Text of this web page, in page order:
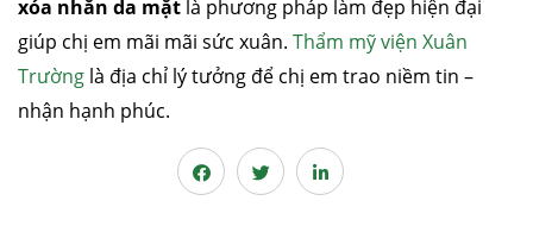
xóa nhăn da mặt là phương pháp làm đẹp hiện đại
giúp chị em mãi mãi sức xuân. Thẩm mỹ viện Xuân
Trường là địa chỉ lý tưởng để chị em trao niềm tin –
nhận hạnh phúc.